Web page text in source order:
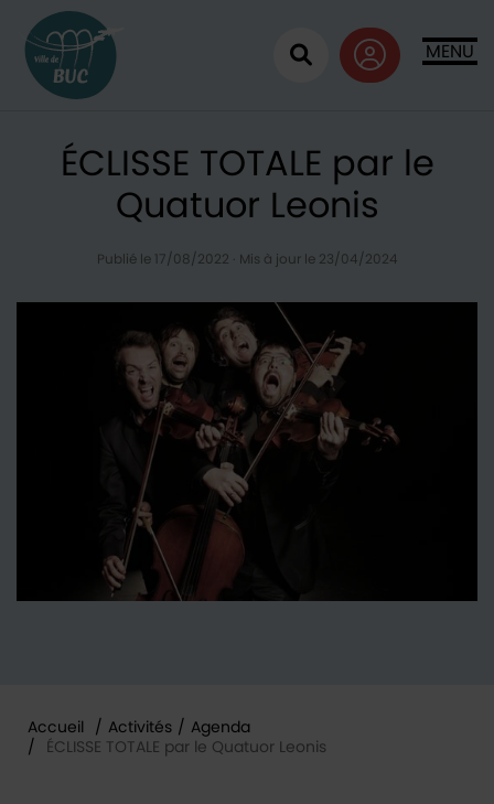
MENU
Ouvrir la
ÉCLISSE TOTALE par le
Quatuor Leonis
Publié le 17/08/2022 · Mis à jour le 23/04/2024
Accueil / Activités / Agenda
/
ÉCLISSE TOTALE par le Quatuor Leonis